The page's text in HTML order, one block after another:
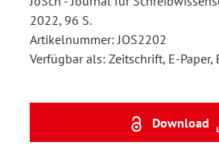
2022, 96 S.
Artikelnummer: JOS2202
Verfügbar als: Zeitschrift, E-Paper,
Download